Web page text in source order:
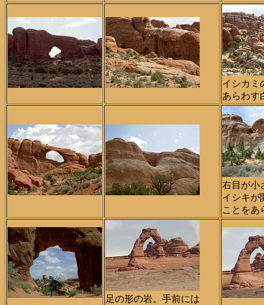
イシカミ
あらわす
右目が小
イシキが
ことをあ
足の形の岩。手前には